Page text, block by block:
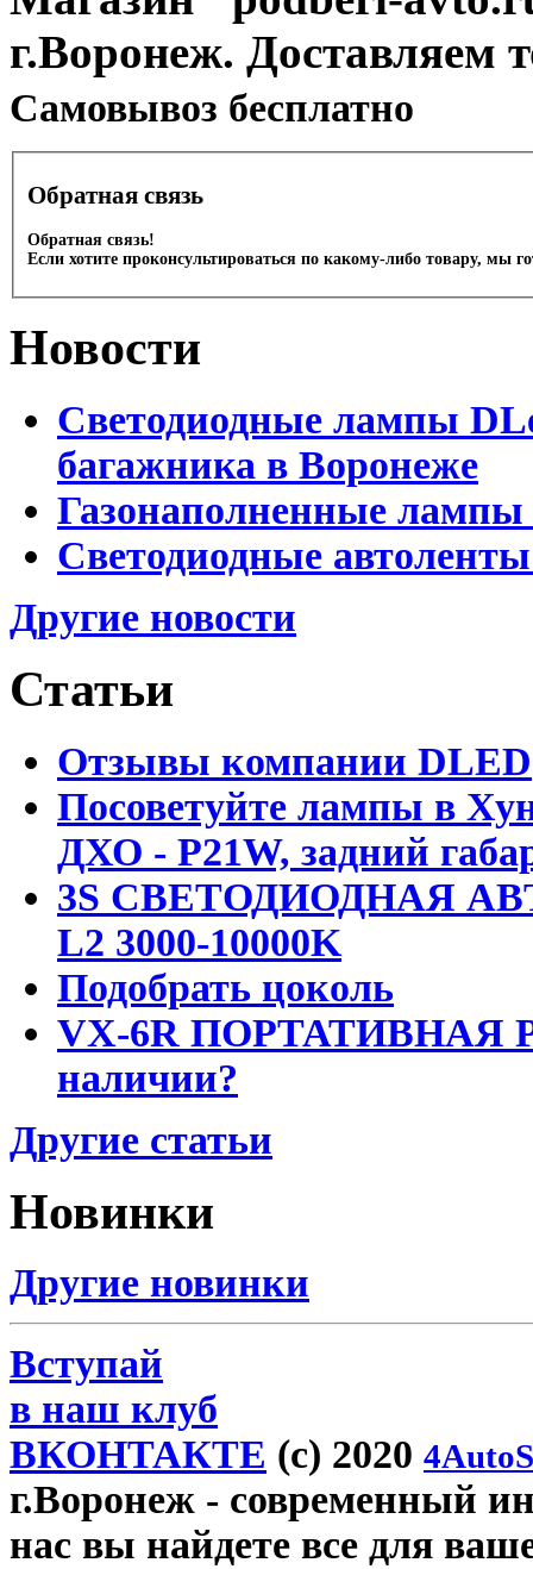
г.Воронеж. Доставляем
Cамовывоз бесплатно
Обратная связь
Обратная связь!
Если хотите проконсультироваться по какому-либо товару, мы
Новости
Светодиодные лампы
багажника в Воронеже
Газонаполненные
Светодиодные
Другие новости
Статьи
Отзывы компании DLED
Посоветуйте лампы в
ДХО - P21W, задний
3S СВЕТОДИОДНАЯ
L2 3000-10000K
Подобрать цоколь
VX-6R ПОРТАТИВНАЯ
наличии?
Другие статьи
Новинки
Другие новинки
Вступай
в наш клуб
ВКОНТАКТЕ (c) 2020
г.Воронеж - современный
нас вы найдете все для